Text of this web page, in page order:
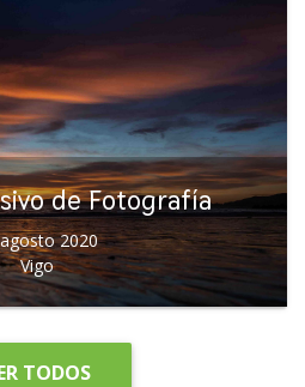
de Fotografía
2020
Vigo
TODOS